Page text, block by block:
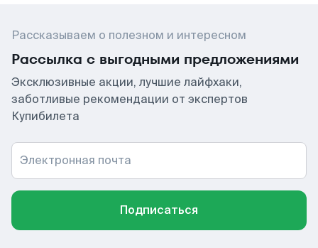
Рассказываем о полезном и интересном
Рассылка с выгодными предложениями
Эксклюзивные акции, лучшие лайфхаки,
заботливые рекомендации от экспертов
Купибилета
Электронная почта
Подписаться